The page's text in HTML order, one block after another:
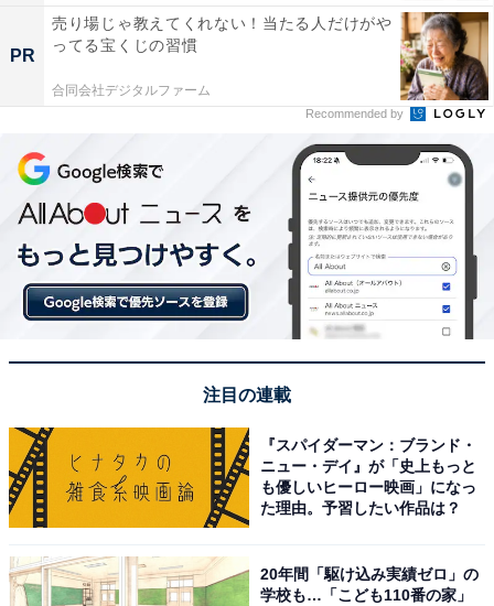
PR
売り場じゃ教えてくれない！当たる人だけがや
ってる宝くじの習慣
合同会社デジタルファーム
Recommended by
注目の連載
『スパイダーマン：ブランド・
ニュー・デイ』が「史上もっと
も優しいヒーロー映画」になっ
た理由。予習したい作品は？
20年間「駆け込み実績ゼロ」の
学校も…「こども110番の家」